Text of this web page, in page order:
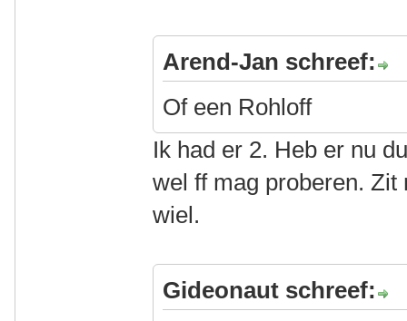
Arend-Jan schreef:
Of een Rohloff
Ik had er 2. Heb er nu
wel ff mag proberen.
wiel.
Gideonaut schreef: